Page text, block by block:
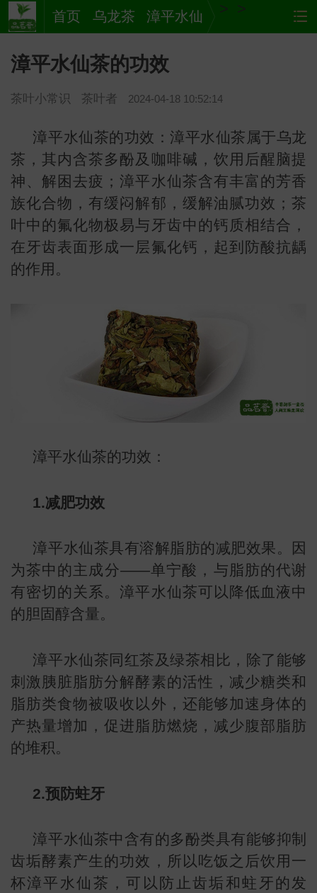
茶
叶
首页 >
乌龙茶 >
漳平水仙
网站
地图
漳平水仙茶的功效
茶叶小常识 茶叶者 2024-04-18 10:52:14
漳平水仙茶的功效：漳平水仙茶属于乌龙
茶，其内含茶多酚及咖啡碱，饮用后醒脑提
神、解困去疲；漳平水仙茶含有丰富的芳香
族化合物，有缓闷解郁，缓解油腻功效；茶
叶中的氟化物极易与牙齿中的钙质相结合，
在牙齿表面形成一层氟化钙，起到防酸抗龋
的作用。
漳平水仙茶的功效：
1.减肥功效
漳平水仙茶具有溶解脂肪的减肥效果。因
为茶中的主成分——单宁酸，与脂肪的代谢
有密切的关系。漳平水仙茶可以降低血液中
的胆固醇含量。
漳平水仙茶同红茶及绿茶相比，除了能够
刺激胰脏脂肪分解酵素的活性，减少糖类和
脂肪类食物被吸收以外，还能够加速身体的
产热量增加，促进脂肪燃烧，减少腹部脂肪
的堆积。
2.预防蛀牙
漳平水仙茶中含有的多酚类具有能够抑制
齿垢酵素产生的功效，所以吃饭之后饮用一
杯漳平水仙茶，可以防止齿垢和蛀牙的发